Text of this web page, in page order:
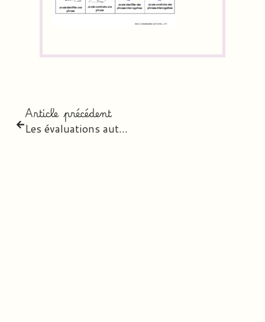
Article précédent
Les évaluations auto-gérées du CE2 au CM2